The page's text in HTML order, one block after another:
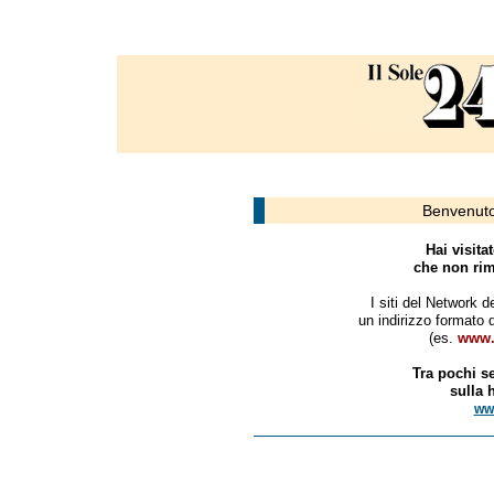
Hai
che non
I siti del Network
un indirizzo formato
(es.
Tra pochi
sulla